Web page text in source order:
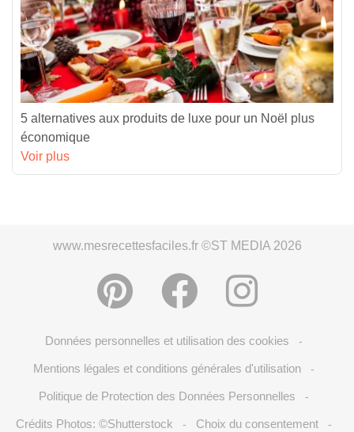
5 alternatives aux produits de luxe pour un Noël plus
économique
Voir plus
www.mesrecettesfaciles.fr ©ST MEDIA 2026
Données personnelles et utilisation des cookies -
Mentions légales et conditions générales d'utilisation -
Politique de Protection des Données Personnelles -
Crédits Photos: ©Shutterstock - Choix du consentement -